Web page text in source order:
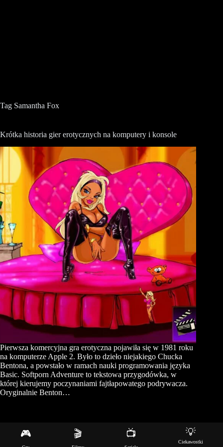
Tag Samantha Fox
Krótka historia gier erotycznych na komputery i konsole
Pierwsza komercyjna gra erotyczna pojawiła się w 1981 roku
na komputerze Apple 2. Było to dzieło niejakiego Chucka
Bentona, a powstało w ramach nauki programowania języka
Basic. Softporn Adventure to tekstowa przygodówka, w
której kierujemy poczynaniami fajtłapowatego podrywacza.
Oryginalnie Benton…
🎮 🎬 📺 💡
Ciekawostki
Copyright © 2026 - Motyw WordPress stworzony przez